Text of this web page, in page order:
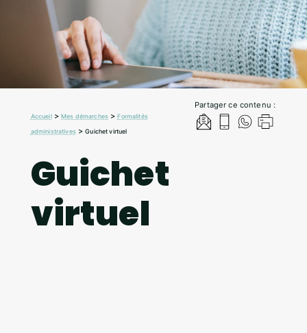
Partager ce contenu :
Accueil>Mes démarches >Formalités
administratives>Guichet virtuel
Guichet
virtuel